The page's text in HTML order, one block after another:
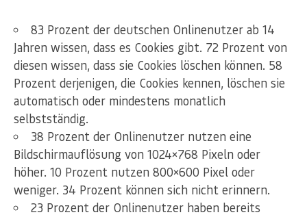
83 Prozent der deutschen Onlinenutzer ab 14
Jahren wissen, dass es Cookies gibt. 72 Prozent von
diesen wissen, dass sie Cookies löschen können. 58
Prozent derjenigen, die Cookies kennen, löschen sie
automatisch oder mindestens monatlich
selbstständig.
38 Prozent der Onlinenutzer nutzen eine
Bildschirmauflösung von 1024×768 Pixeln oder
höher. 10 Prozent nutzen 800×600 Pixel oder
weniger. 34 Prozent können sich nicht erinnern.
23 Prozent der Onlinenutzer haben bereits